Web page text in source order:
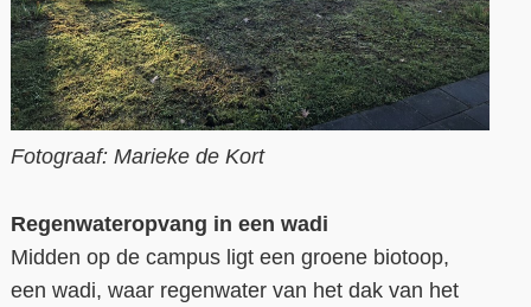
Fotograaf: Marieke de Kort
Regenwateropvang in een wadi
Midden op de campus ligt een groene biotoop,
een wadi, waar regenwater van het dak van het